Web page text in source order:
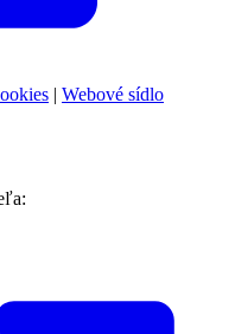
| Webové sídlo